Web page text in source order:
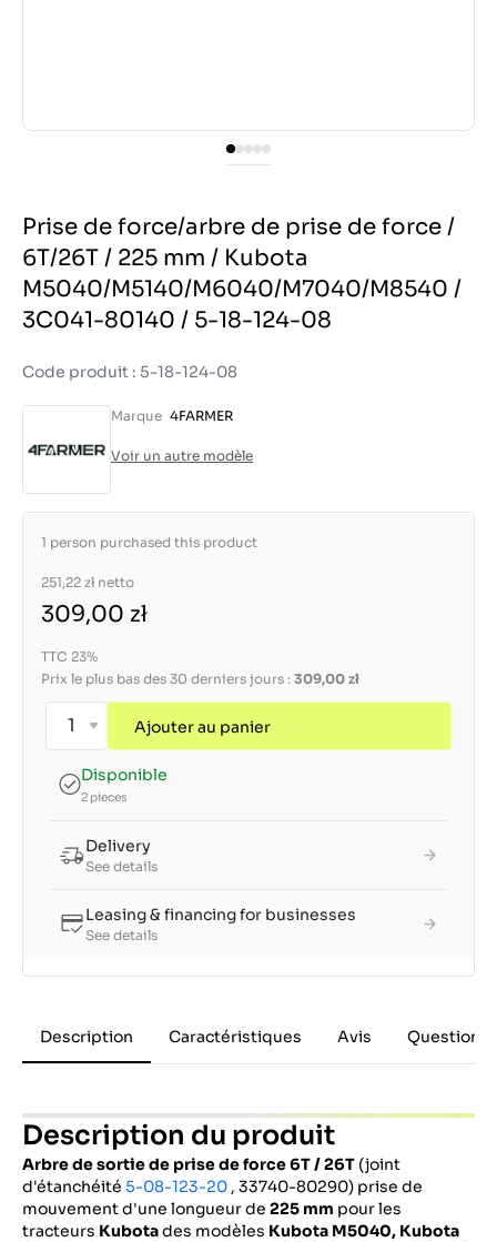
Prise de force/arbre de prise de force /
6T/26T / 225 mm / Kubota
M5040/M5140/M6040/M7040/M8540 /
3C041-80140 / 5-18-124-08
Code produit : 5-18-124-08
Marque 4FARMER
Voir un autre modèle
1 person purchased this product
251,22 zł netto
309,00 zł
TTC 23%
Prix le plus bas des 30 derniers jours : 309,00 zł
Ajouter au panier
Disponible
2 pieces
Delivery
See details
Leasing & financing for businesses
See details
Description Caractéristiques Avis Questions
Description du produit
Arbre de sortie de prise de force6T / 26T (joint
d'étanchéité 5-08-123-20 , 33740-80290) prise de
mouvement d'une longueur de 225 mm pour les
tracteurs Kubotades modèles Kubota M5040, Kubota